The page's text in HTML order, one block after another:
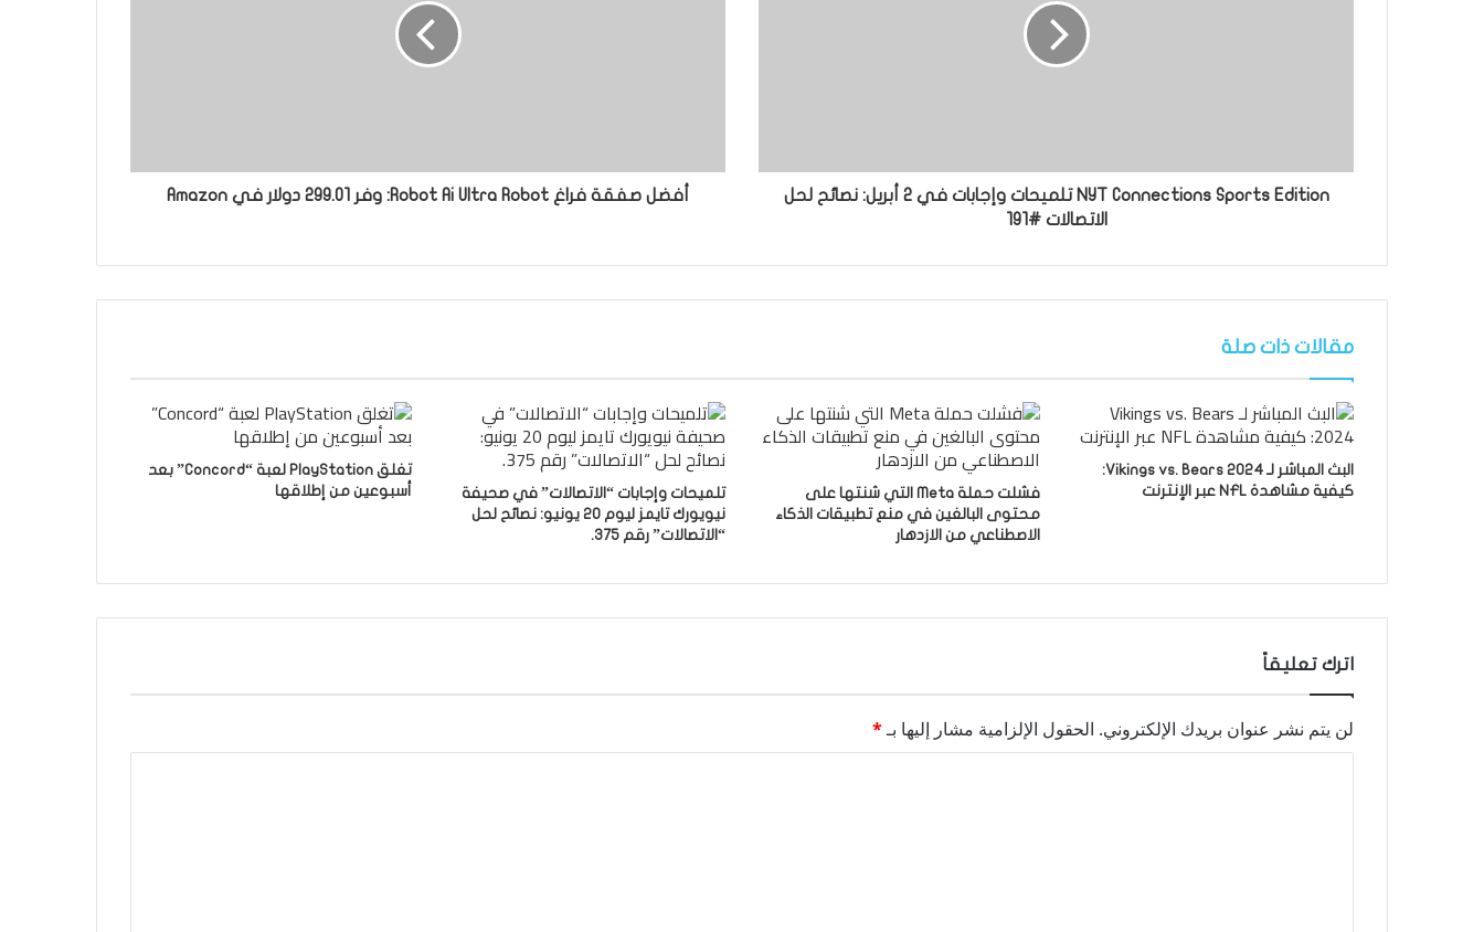
NYT Connections Sports Edition تلميحات وإجابات في 2 أبريل: نصائح لحل
الاتصالات #191
أفضل صفقة فراغ Robot Ai Ultra Robot: وفر 299.01 دولار في Amazon
مقالات ذات صلة
البث المباشر لـ Vikings vs. Bears 2024:
كيفية مشاهدة NFL عبر الإنترنت
فشلت حملة Meta التي شنتها على
محتوى البالغين في منع تطبيقات الذكاء
الاصطناعي من الازدهار
تلميحات وإجابات “الاتصالات” في صحيفة
نيويورك تايمز ليوم 20 يونيو: نصائح لحل
“الاتصالات” رقم 375.
تغلق PlayStation لعبة “Concord” بعد
أسبوعين من إطلاقها
اترك تعليقاً
لن يتم نشر عنوان بريدك الإلكتروني. الحقول الإلزامية مشار إليها بـ*